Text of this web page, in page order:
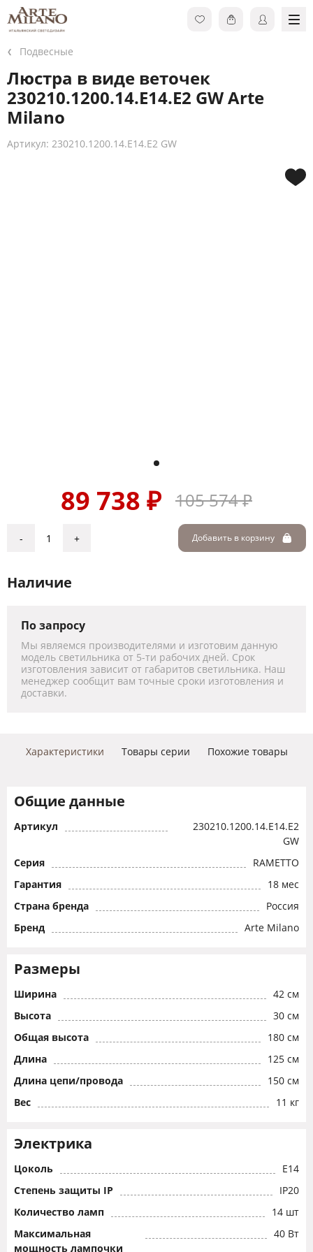
Подвесные
Люстра в виде веточек
230210.1200.14.E14.E2 GW Arte
Milano
Артикул: 230210.1200.14.E14.E2 GW
105 574 ₽
89 738 ₽
- + Добавить в корзину
Наличие
По запросу
Мы являемся производителями и изготовим данную
модель светильника от 5-ти рабочих дней. Срок
изготовления зависит от габаритов светильника. Наш
менеджер сообщит вам точные сроки изготовления и
доставки.
Характеристики Товары серии Похожие товары
Общие данные
Артикул
230210.1200.14.E14.E2
GW
Серия
RAMETTO
Гарантия
18 мес
Страна бренда
Россия
Бренд
Arte Milano
Размеры
Ширина
42 см
Высота
30 см
Общая высота
180 см
Длина
125 см
Длина цепи/провода
150 см
Вес
11 кг
Электрика
Цоколь
E14
Степень защиты IP
IP20
Количество ламп
14 шт
Максимальная
мощность лампочки
40 Вт